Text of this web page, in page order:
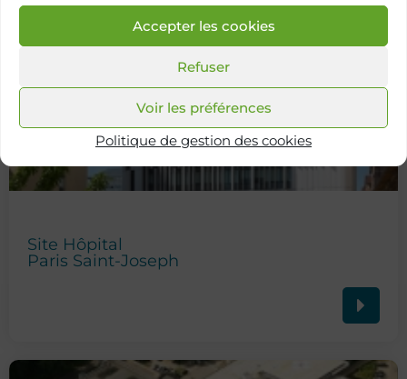
Accepter les cookies
Refuser
Voir les préférences
Politique de gestion des cookies
Site Hôpital
Paris Saint-Joseph